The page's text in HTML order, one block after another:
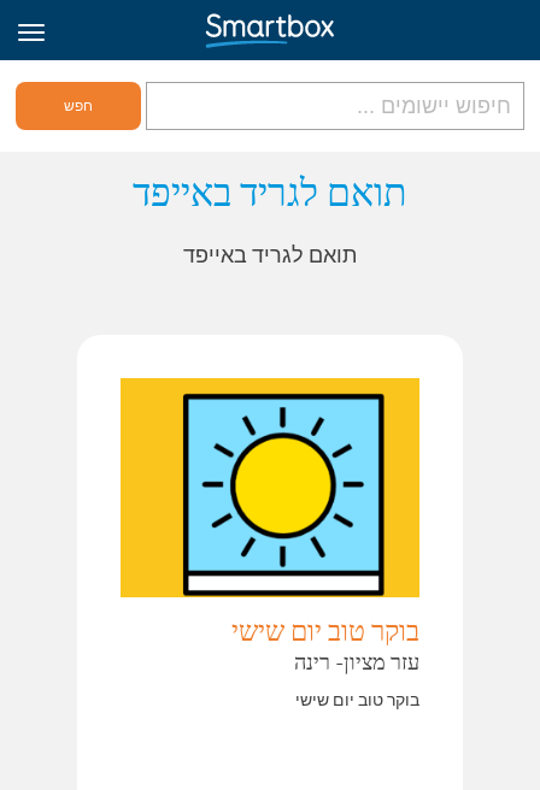
גריד אונליין
היכנס
תואם לגריד באייפד
תואם לגריד באייפד
בוקר טוב יום שישי
עזר מציון- רינה
בוקר טוב יום שישי